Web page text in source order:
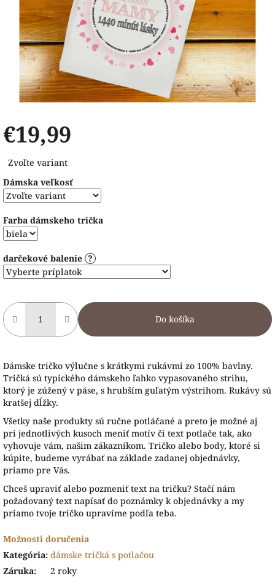
€19,99
cena:
Zvoľte variant
Dámska veľkosť
Farba dámskeho trička
darčekové balenie ?
Do košíka
Dámske tričko výlučne s krátkymi rukávmi zo 100% bavlny.
Tričká sú typického dámskeho ľahko vypasovaného strihu,
ktorý je zúžený v páse, s hrubším guľatým výstrihom. Rukávy sú
kratšej dĺžky.
Všetky naše produkty sú ručne potláčané a preto je možné aj
pri jednotlivých kusoch meniť motív či text potlače tak, ako
vyhovuje vám, našim zákazníkom. Tričko alebo body, ktoré si
kúpite, budeme vyrábať na základe zadanej objednávky,
priamo pre Vás.
Chceš upraviť alebo pozmeniť text na tričku? Stačí nám
požadovaný text napísať do poznámky k objednávky a my
priamo tvoje tričko upravíme podľa teba.
Možnosti doručenia
Kategória: dámske tričká s potlačou
Záruka: 2 roky